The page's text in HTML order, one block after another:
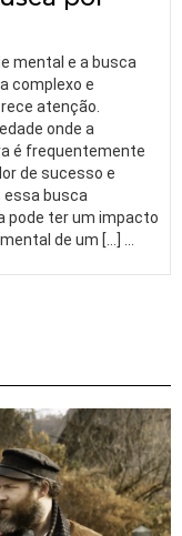
mental e a busca
complexo e
atenção.
onde a
é frequentemente
de sucesso e
essa busca
pode ter um impacto
de um […]